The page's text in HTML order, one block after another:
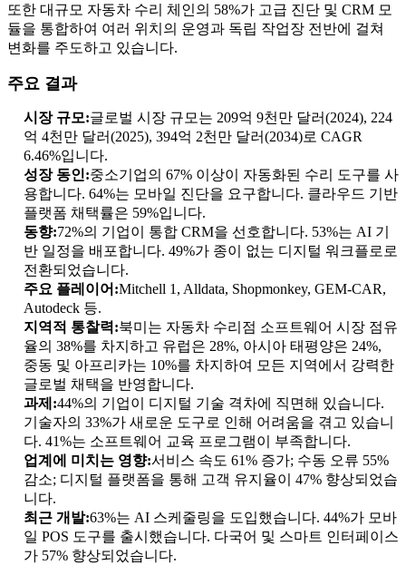
또한 대규모 자동차 수리 체인의 58%가 고급 진단 및 CRM 모
듈을 통합하여 여러 위치의 운영과 독립 작업장 전반에 걸쳐
변화를 주도하고 있습니다.
주요 결과
시장 규모:글로벌 시장 규모는 209억 9천만 달러(2024), 224
억 4천만 달러(2025), 394억 2천만 달러(2034)로 CAGR
6.46%입니다.
성장 동인:중소기업의 67% 이상이 자동화된 수리 도구를 사
용합니다. 64%는 모바일 진단을 요구합니다. 클라우드 기반
플랫폼 채택률은 59%입니다.
동향:72%의 기업이 통합 CRM을 선호합니다. 53%는 AI 기
반 일정을 배포합니다. 49%가 종이 없는 디지털 워크플로로
전환되었습니다.
주요 플레이어:Mitchell 1, Alldata, Shopmonkey, GEM-CAR,
Autodeck 등.
지역적 통찰력:북미는 자동차 수리점 소프트웨어 시장 점유
율의 38%를 차지하고 유럽은 28%, 아시아 태평양은 24%,
중동 및 아프리카는 10%를 차지하여 모든 지역에서 강력한
글로벌 채택을 반영합니다.
과제:44%의 기업이 디지털 기술 격차에 직면해 있습니다.
기술자의 33%가 새로운 도구로 인해 어려움을 겪고 있습니
다. 41%는 소프트웨어 교육 프로그램이 부족합니다.
업계에 미치는 영향:서비스 속도 61% 증가; 수동 오류 55%
감소; 디지털 플랫폼을 통해 고객 유지율이 47% 향상되었습
니다.
최근 개발:63%는 AI 스케줄링을 도입했습니다. 44%가 모바
일 POS 도구를 출시했습니다. 다국어 및 스마트 인터페이스
가 57% 향상되었습니다.